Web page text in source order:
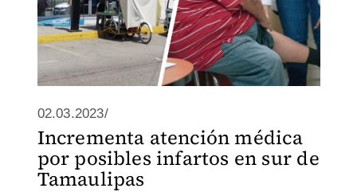
02.03.2023/
Incrementa atención médica
por posibles infartos en sur de
Tamaulipas